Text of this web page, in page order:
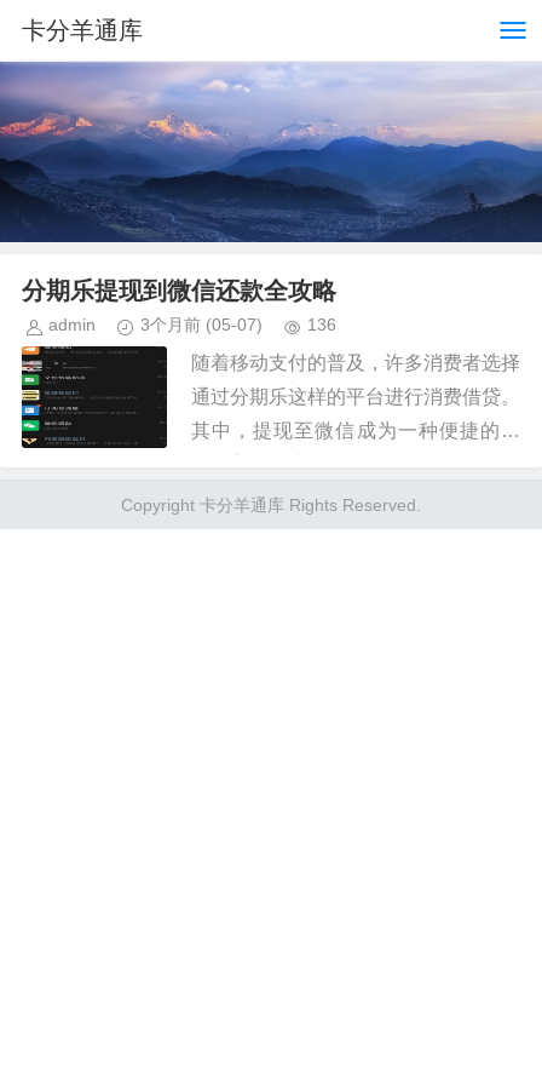
卡分羊通库
分期乐提现到微信还款全攻略
admin 3个月前 (05-07) 136
随着移动支付的普及，许多消费者选择
通过分期乐这样的平台进行消费借贷。
其中，提现至微信成为一种便捷的方
在享受便利的同时，如何高效地利用微
信账户还款也成为了一个不容忽视的...
Copyright 卡分羊通库 Rights Reserved.